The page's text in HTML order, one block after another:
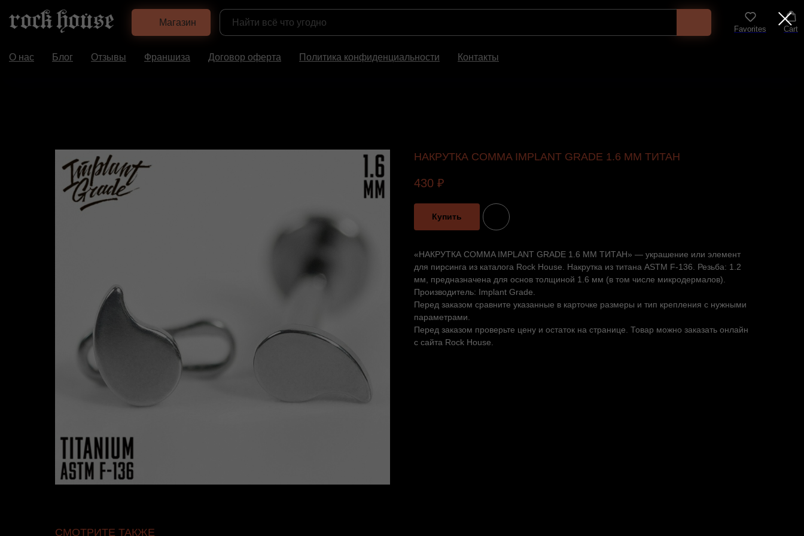
Магазин
Favorites Cart
О нас Блог Отзывы Франшиза Договор оферта Политика конфиденциальности Контакты
НАКРУТКА COMMA IMPLANT GRADE 1.6 ММ ТИТАН
430 ₽
Купить
«НАКРУТКА COMMA IMPLANT GRADE 1.6 ММ ТИТАН» — украшение или элемент
для пирсинга из каталога Rock House. Накрутка из титана ASTM F-136. Резьба: 1.2
мм, предназначена для основ толщиной 1.6 мм (в том числе микродермалов).
Производитель: Implant Grade.
Перед заказом сравните указанные в карточке размеры и тип крепления с нужными
параметрами.
Перед заказом проверьте цену и остаток на странице. Товар можно заказать онлайн
с сайта Rock House.
СМОТРИТЕ ТАКЖЕ